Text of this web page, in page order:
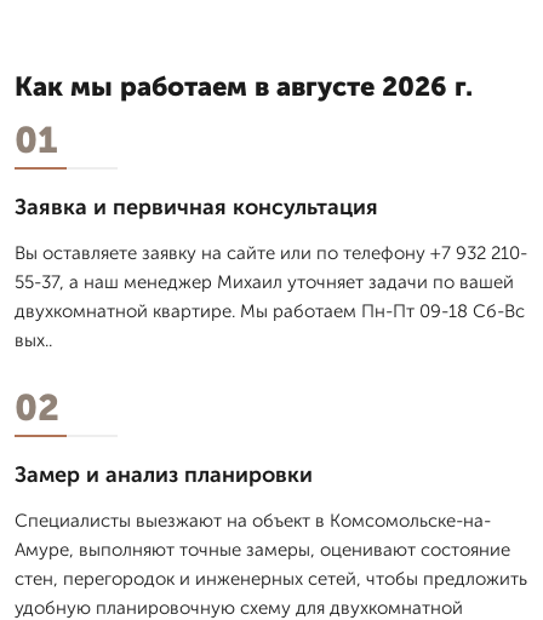
Как мы работаем в августе 2026 г.
01
Заявка и первичная консультация
Вы оставляете заявку на сайте или по телефону +7 932 210-
55-37, а наш менеджер Михаил уточняет задачи по вашей
двухкомнатной квартире. Мы работаем Пн-Пт 09-18 Сб-Вс
вых..
02
Замер и анализ планировки
Специалисты выезжают на объект в Комсомольске-на-
Амуре, выполняют точные замеры, оценивают состояние
стен, перегородок и инженерных сетей, чтобы предложить
удобную планировочную схему для двухкомнатной